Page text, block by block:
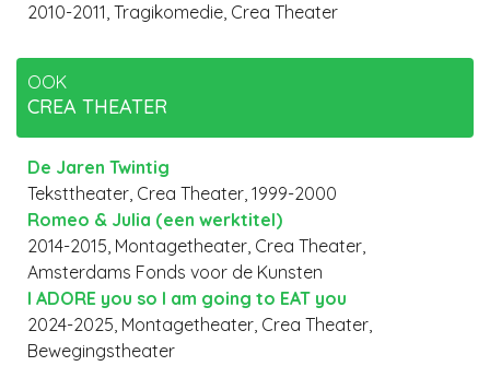
2010-2011, Tragikomedie, Crea Theater
OOK
CREA THEATER
De Jaren Twintig
Teksttheater, Crea Theater, 1999-2000
Romeo & Julia (een werktitel)
2014-2015, Montagetheater, Crea Theater,
Amsterdams Fonds voor de Kunsten
I ADORE you so I am going to EAT you
2024-2025, Montagetheater, Crea Theater,
Bewegingstheater